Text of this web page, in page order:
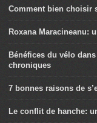
Comment bien choisir
Roxana Maracineanu:
Bénéfices du vélo
chroniques
7 bonnes raisons de
Le conflit de hanche: